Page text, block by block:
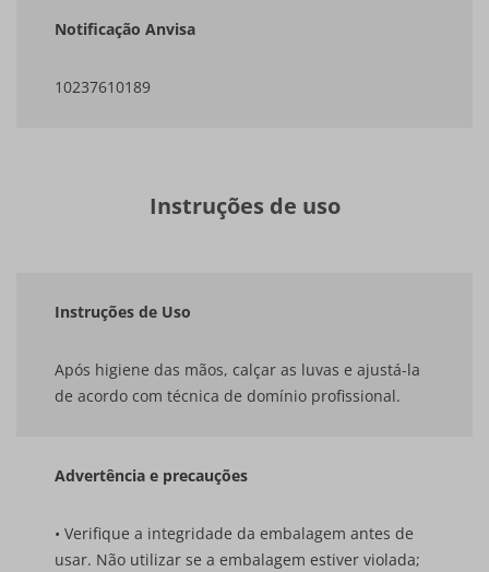
Notificação Anvisa
10237610189
Instruções de uso
Instruções de Uso
Após higiene das mãos, calçar as luvas e ajustá-la
de acordo com técnica de domínio profissional.
Advertência e precauções
• Verifique a integridade da embalagem antes de
usar. Não utilizar se a embalagem estiver violada;